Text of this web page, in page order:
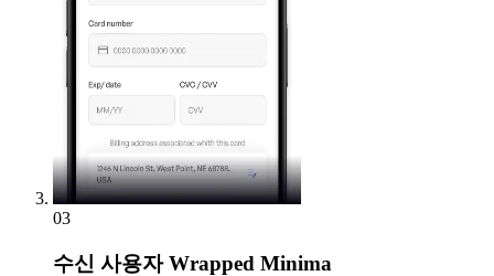
03
수신 사용자 Wrapped Minima